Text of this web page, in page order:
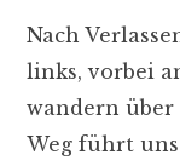
Nach
links, vorbei
wandern
Weg führt